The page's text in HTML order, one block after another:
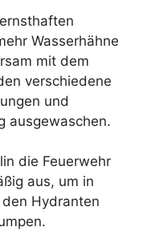
Wasserhähne
mit dem
verschiedene
und
ausgewaschen.
die Feuerwehr
aus, um in
Hydranten